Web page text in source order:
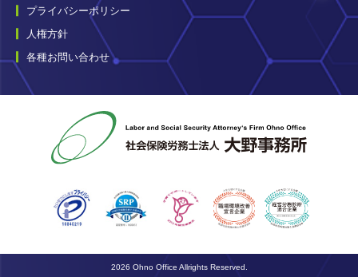
プライバシーポリシー
人権方針
各種お問い合わせ
2026 Ohno Office Allrights Reserved.